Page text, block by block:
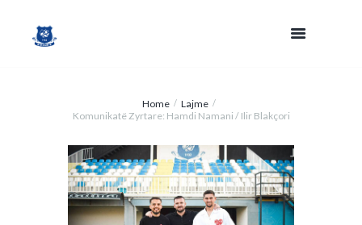
Home
Lajme
Komunikatë Zyrtare: Hamdi Namani / Ilir Blakçori